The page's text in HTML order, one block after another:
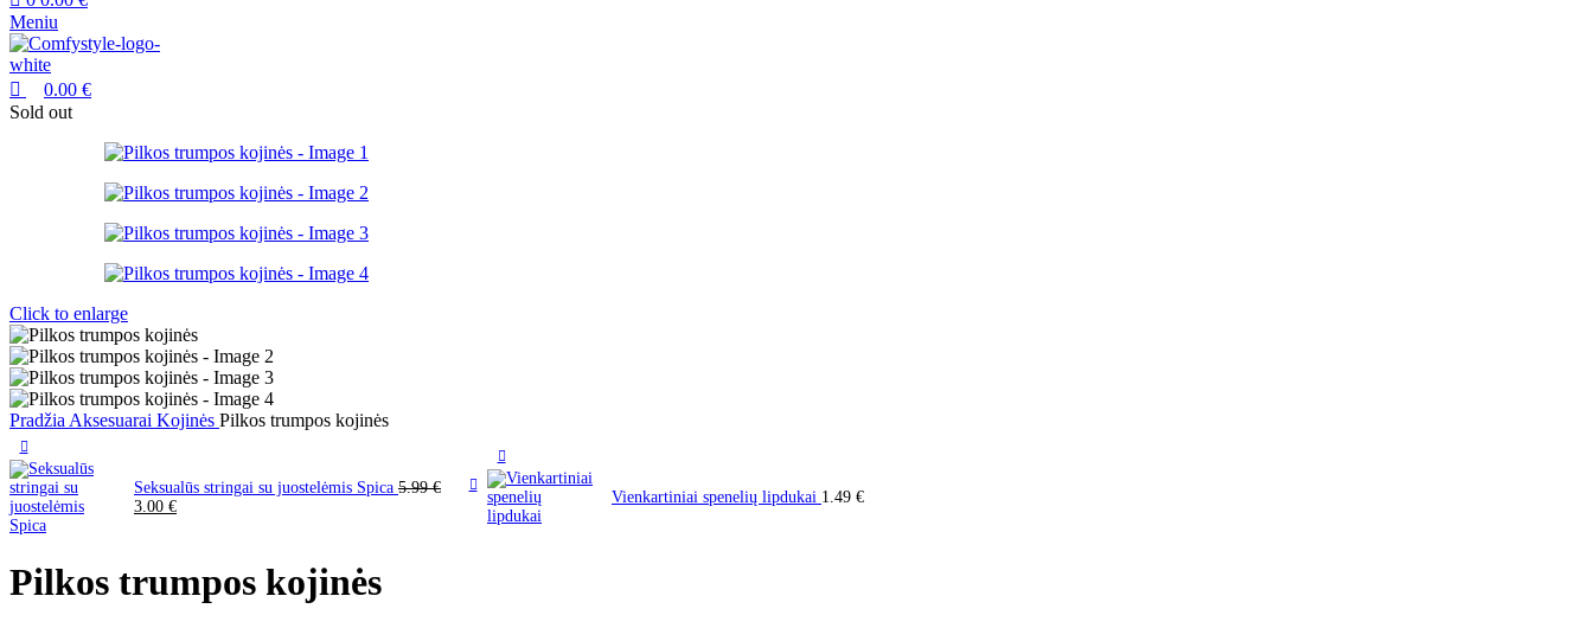
Meniu
0.00 €
Sold out
Click to enlarge
Pradžia Aksesuarai Kojinės Pilkos trumpos kojinės
Seksualūs stringai su juostelėmis Spica 5.99€
3.00 €
Vienkartiniai spenelių lipdukai 1.49 €
Pilkos trumpos kojinės